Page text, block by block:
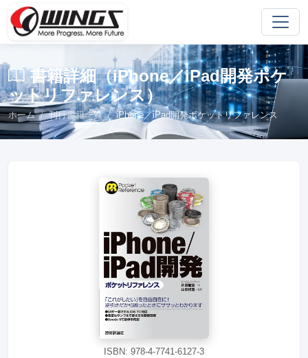
書籍詳細（iPhone／iPad開発ポケ
ットリファレンス）
ホーム 刊行書籍一覧 iPhone／iPad開発ポケットリファレンス
ISBN: 978-4-7741-6127-3